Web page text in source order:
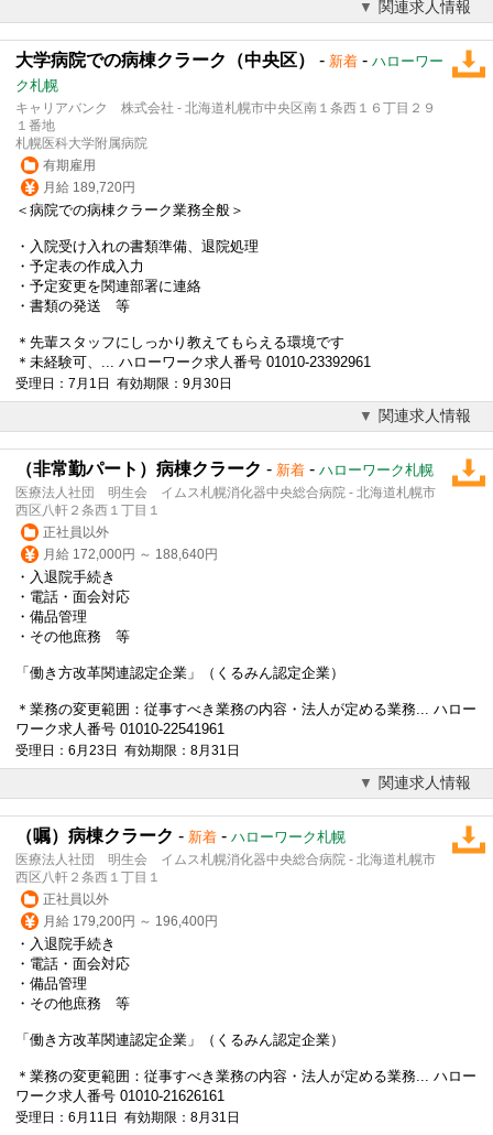
関連求人情報
大学病院での病棟クラーク（中央区） - 新着 - ハローワー
ク札幌
キャリアバンク 株式会社 - 北海道札幌市中央区南１条西１６丁目２９
１番地
札幌医科大学附属病院
有期雇用
月給 189,720円
＜病院での病棟クラーク業務全般＞
・入院受け入れの書類準備、退院処理
・予定表の作成入力
・予定変更を関連部署に連絡
・書類の発送 等
＊先輩スタッフにしっかり教えてもらえる環境です
＊未経験可、... ハローワーク求人番号 01010-23392961
受理日：7月1日 有効期限：9月30日
関連求人情報
（非常勤パート）病棟クラーク - 新着 - ハローワーク札幌
医療法人社団 明生会 イムス札幌消化器中央総合病院 - 北海道札幌市
西区八軒２条西１丁目１
正社員以外
月給 172,000円 ～ 188,640円
・入退院手続き
・電話・面会対応
・備品管理
・その他庶務 等
「働き方改革関連認定企業」（くるみん認定企業）
＊業務の変更範囲：従事すべき業務の内容・法人が定める業務... ハロー
ワーク求人番号 01010-22541961
受理日：6月23日 有効期限：8月31日
関連求人情報
（嘱）病棟クラーク - 新着 - ハローワーク札幌
医療法人社団 明生会 イムス札幌消化器中央総合病院 - 北海道札幌市
西区八軒２条西１丁目１
正社員以外
月給 179,200円 ～ 196,400円
・入退院手続き
・電話・面会対応
・備品管理
・その他庶務 等
「働き方改革関連認定企業」（くるみん認定企業）
＊業務の変更範囲：従事すべき業務の内容・法人が定める業務... ハロー
ワーク求人番号 01010-21626161
受理日：6月11日 有効期限：8月31日